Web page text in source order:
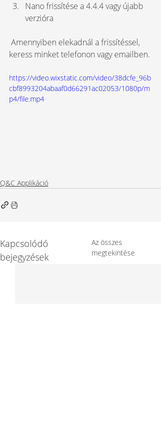
Nano frissítése a 4.4.4 vagy újabb
verzióra
keress minket telefonon vagy emailben.
https://video.wixstatic.com/video/38dcfe_96b
cbf8993204abaaf0d66291ac02053/1080p/m
p4/file.mp4
Q&C Applikáció
Kapcsolódó
bejegyzések
Az összes
megtekintése